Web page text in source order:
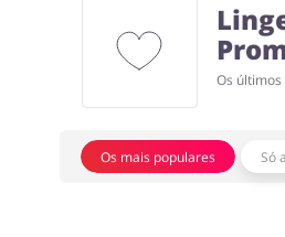
Serviços
Os
Os mais populares Só